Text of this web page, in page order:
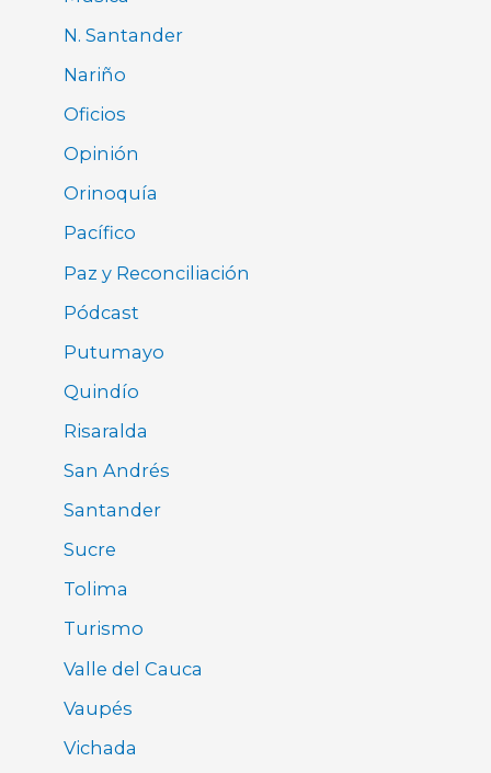
N. Santander
Nariño
Oficios
Opinión
Orinoquía
Pacífico
Paz y Reconciliación
Pódcast
Putumayo
Quindío
Risaralda
San Andrés
Santander
Sucre
Tolima
Turismo
Valle del Cauca
Vaupés
Vichada